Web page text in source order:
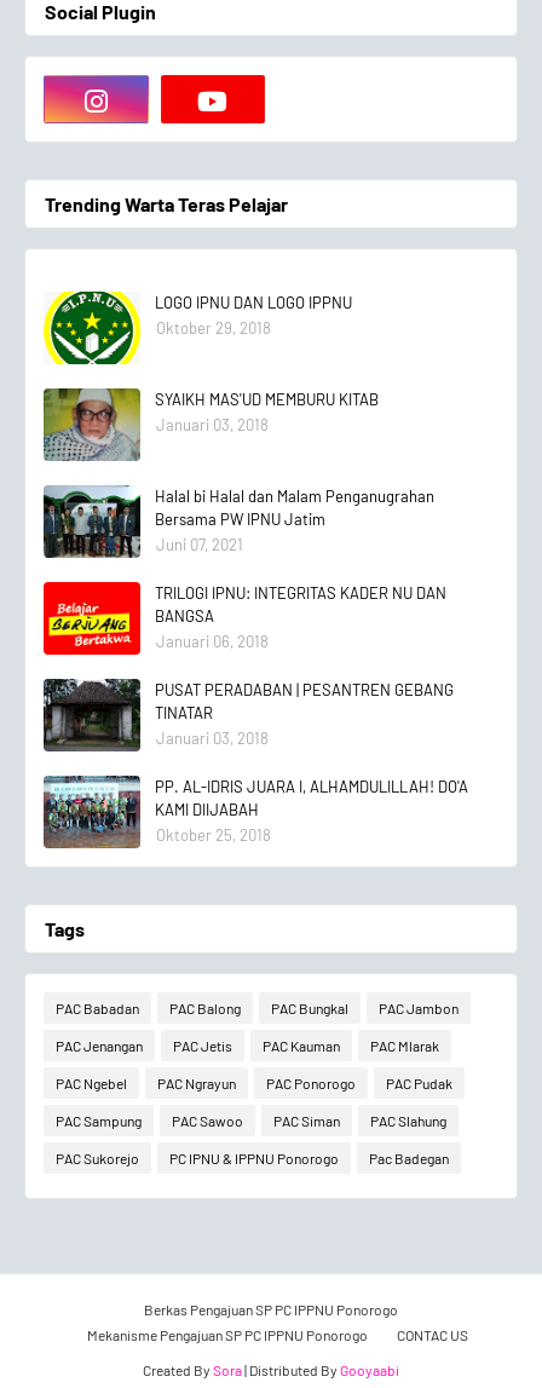
Social Plugin
Trending Warta Teras Pelajar
LOGO IPNU DAN LOGO IPPNU
Oktober 29, 2018
SYAIKH MAS'UD MEMBURU KITAB
Januari 03, 2018
Halal bi Halal dan Malam Penganugrahan
Bersama PW IPNU Jatim
Juni 07, 2021
TRILOGI IPNU: INTEGRITAS KADER NU DAN
BANGSA
Januari 06, 2018
PUSAT PERADABAN | PESANTREN GEBANG
TINATAR
Januari 03, 2018
PP. AL-IDRIS JUARA I, ALHAMDULILLAH! DO'A
KAMI DIIJABAH
Oktober 25, 2018
Tags
PAC Babadan PAC Balong PAC Bungkal PAC Jambon
PAC Jenangan PAC Jetis PAC Kauman PAC Mlarak
PAC Ngebel PAC Ngrayun PAC Ponorogo PAC Pudak
PAC Sampung PAC Sawoo PAC Siman PAC Slahung
PAC Sukorejo PC IPNU & IPPNU Ponorogo Pac Badegan
Berkas Pengajuan SP PC IPPNU Ponorogo
Mekanisme Pengajuan SP PC IPPNU Ponorogo
CONTAC US
Created By Sora| Distributed By Gooyaabi